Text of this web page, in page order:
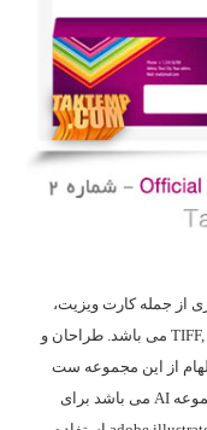
از جمله کارت ویزیت،
سربرگ، جلد سیدی، پاکت نامه و … با فرمت TIFF, AI می باشد. طراحان و
از این مجموعه ست
های اداری زیبایی را طراحی کنند. فرمت این مجموعه AI می باشد برای